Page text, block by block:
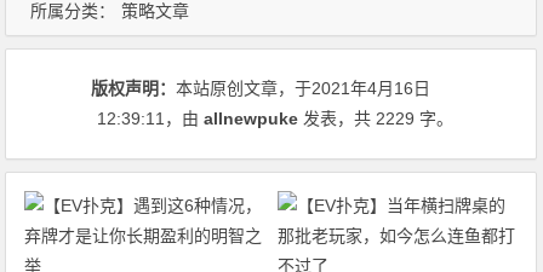
所属分类： 策略文章
版权声明：本站原创文章，于2021年4月16日
12:39:11，由allnewpuke 发表，共 2229 字。